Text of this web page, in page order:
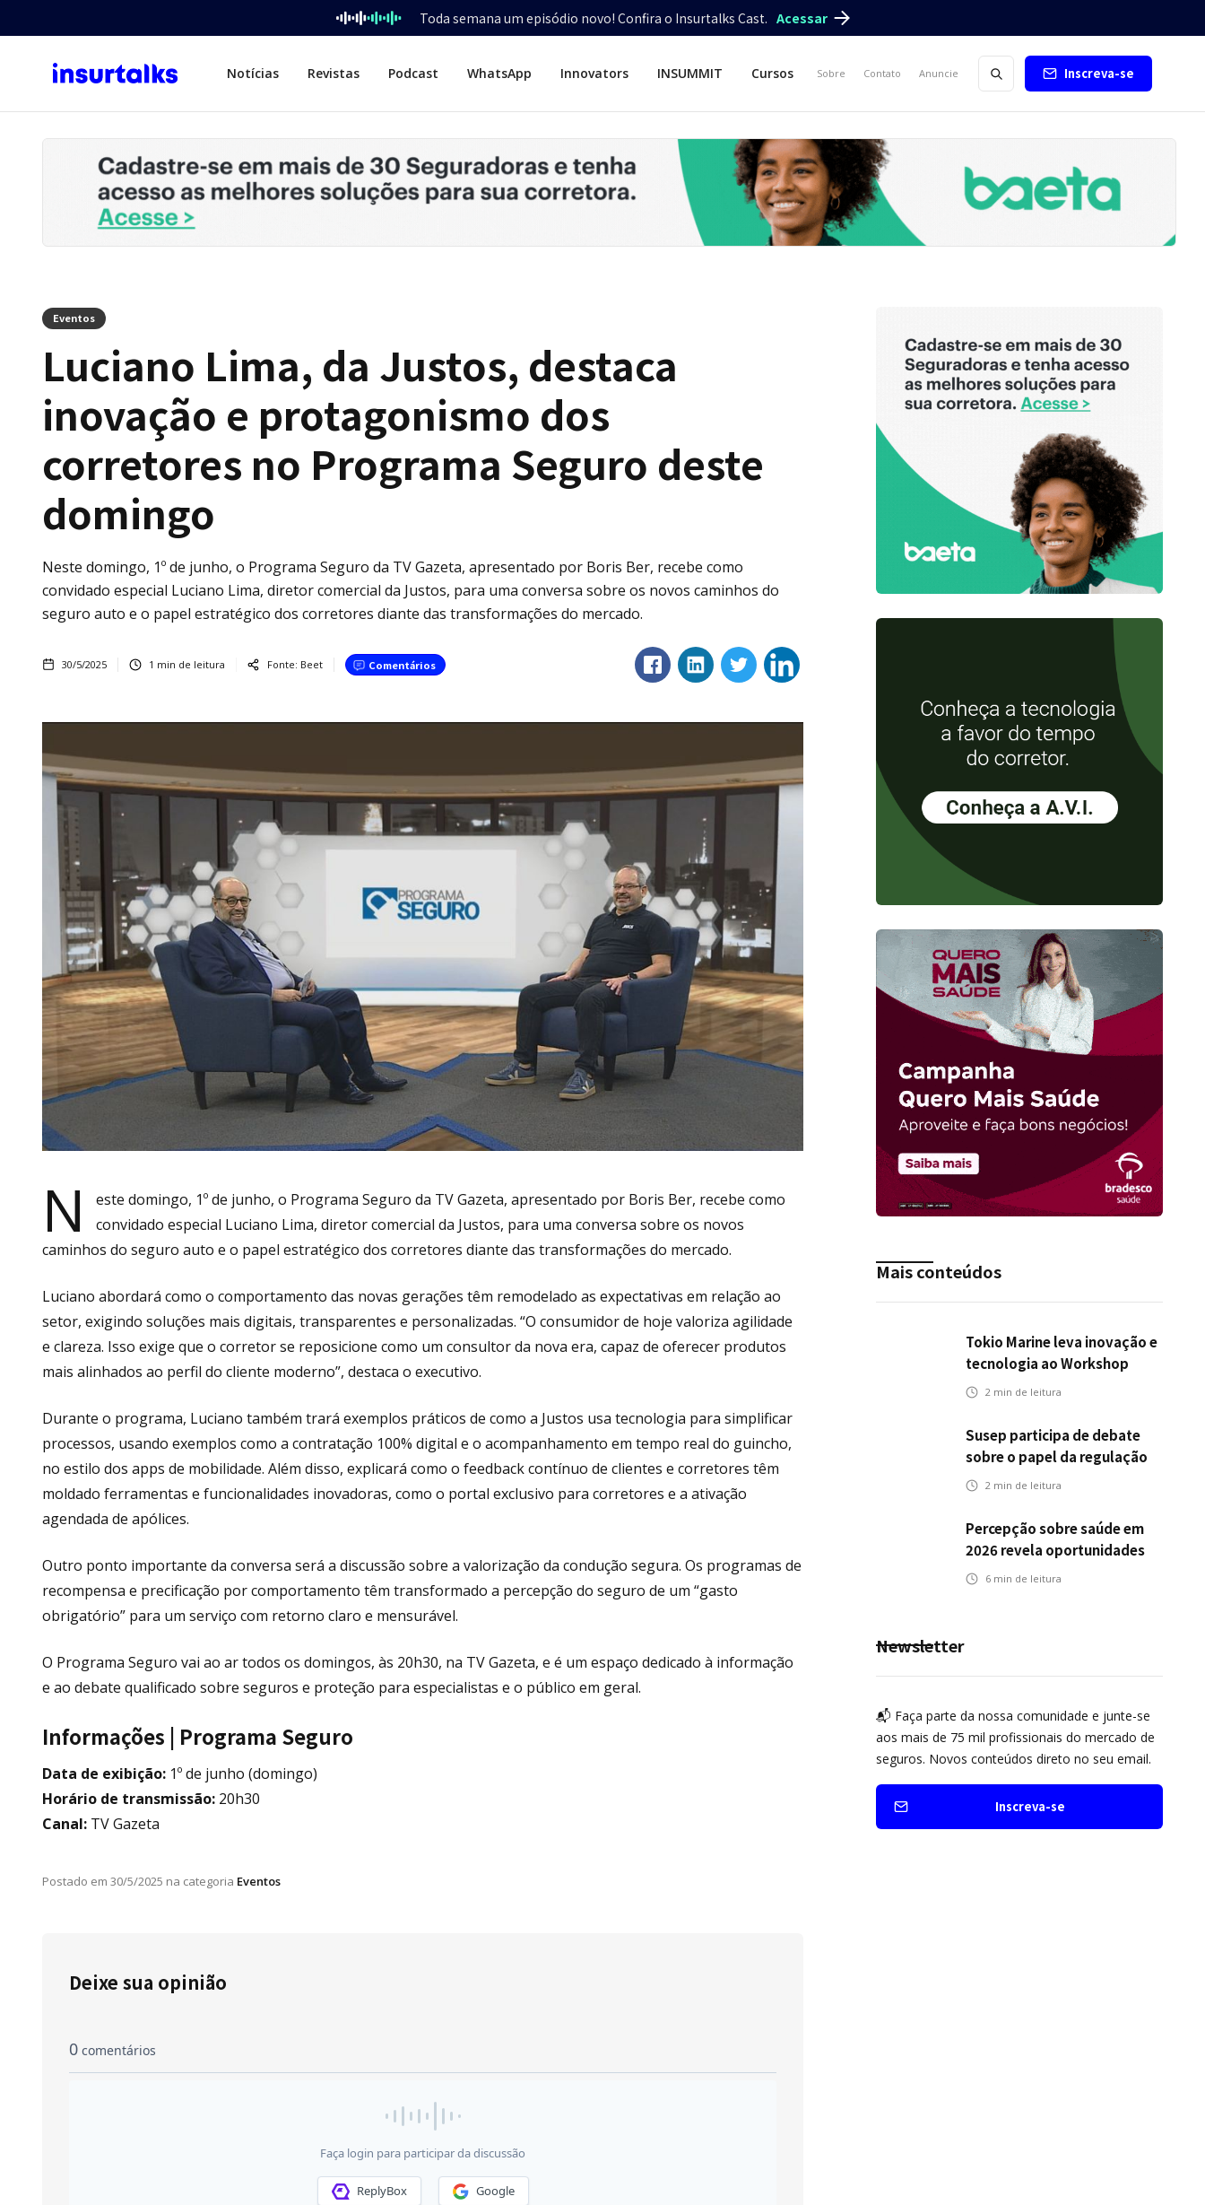
Toda semana um episódio novo! Confira o Insurtalks Cast. Acessar
Notícias Revistas Podcast WhatsApp Innovators INSUMMIT Cursos Sobre Contato Anuncie Inscreva-se
Eventos
Luciano Lima, da Justos, destaca
inovação e protagonismo dos
corretores no Programa Seguro deste
domingo
Neste domingo, 1º de junho, o Programa Seguro da TV Gazeta, apresentado por Boris Ber, recebe como
convidado especial Luciano Lima, diretor comercial da Justos, para uma conversa sobre os novos caminhos do
seguro auto e o papel estratégico dos corretores diante das transformações do mercado.
30/5/2025 1 min de leitura Fonte: Beet Comentários
N
este domingo, 1º de junho, o Programa Seguro da TV Gazeta, apresentado por Boris Ber, recebe como
convidado especial Luciano Lima, diretor comercial da Justos, para uma conversa sobre os novos
caminhos do seguro auto e o papel estratégico dos corretores diante das transformações do mercado.
Luciano abordará como o comportamento das novas gerações têm remodelado as expectativas em relação ao
setor, exigindo soluções mais digitais, transparentes e personalizadas. “O consumidor de hoje valoriza agilidade
e clareza. Isso exige que o corretor se reposicione como um consultor da nova era, capaz de oferecer produtos
mais alinhados ao perfil do cliente moderno”, destaca o executivo.
Durante o programa, Luciano também trará exemplos práticos de como a Justos usa tecnologia para simplificar
processos, usando exemplos como a contratação 100% digital e o acompanhamento em tempo real do guincho,
no estilo dos apps de mobilidade. Além disso, explicará como o feedback contínuo de clientes e corretores têm
moldado ferramentas e funcionalidades inovadoras, como o portal exclusivo para corretores e a ativação
agendada de apólices.
Outro ponto importante da conversa será a discussão sobre a valorização da condução segura. Os programas de
recompensa e precificação por comportamento têm transformado a percepção do seguro de um “gasto
obrigatório” para um serviço com retorno claro e mensurável.
O Programa Seguro vai ao ar todos os domingos, às 20h30, na TV Gazeta, e é um espaço dedicado à informação
e ao debate qualificado sobre seguros e proteção para especialistas e o público em geral.
Informações | Programa Seguro
Data de exibição: 1º de junho (domingo)
Horário de transmissão: 20h30
Canal: TV Gazeta
Postado em 30/5/2025 na categoria Eventos
Deixe sua opinião
Mais conteúdos
Tokio Marine leva inovação e
tecnologia ao Workshop
Integrativo da Poli-USP
2 min de leitura
Susep participa de debate
sobre o papel da regulação
na transição climática
2 min de leitura
Percepção sobre saúde em
2026 revela oportunidades
para o mercado de seguros
6 min de leitura
Newsletter
📬 Faça parte da nossa comunidade e junte-se
aos mais de 75 mil profissionais do mercado de
seguros. Novos conteúdos direto no seu email.
Inscreva-se